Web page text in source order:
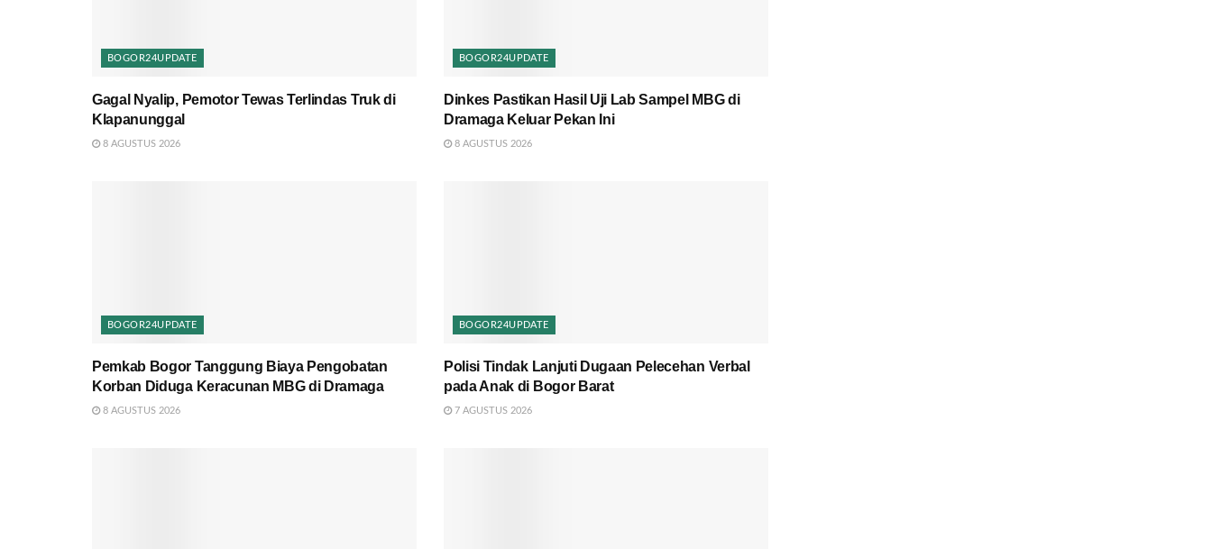
BOGOR24UPDATE
Gagal Nyalip, Pemotor Tewas Terlindas Truk di
Klapanunggal
8 AGUSTUS 2026
BOGOR24UPDATE
Dinkes Pastikan Hasil Uji Lab Sampel MBG di
Dramaga Keluar Pekan Ini
8 AGUSTUS 2026
BOGOR24UPDATE
Pemkab Bogor Tanggung Biaya Pengobatan
Korban Diduga Keracunan MBG di Dramaga
8 AGUSTUS 2026
BOGOR24UPDATE
Polisi Tindak Lanjuti Dugaan Pelecehan Verbal
pada Anak di Bogor Barat
7 AGUSTUS 2026